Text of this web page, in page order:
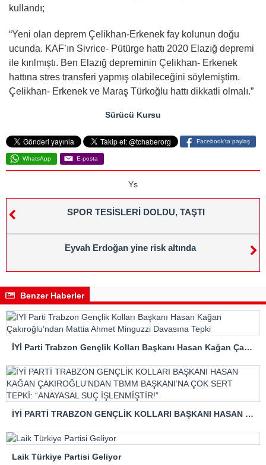
kullandı;
“Yeni olan deprem Çelikhan-Erkenek fay kolunun doğu
ucunda. KAF’ın Sivrice- Pütürge hattı 2020 Elazığ depremi
ile kırılmıştı. Ben Elazığ depreminin Çelikhan- Erkenek
hattına stres transferi yapmış olabileceğini söylemiştim.
Çelikhan- Erkenek ve Maraş Türkoğlu hattı dikkatli olmalı.”
Sürücü Kursu
Facebook'ta paylaş
WhatsApp E-posta
Ys
SPOR TESİSLERİ DOLDU, TAŞTI
Eyvah Erdoğan yine risk altında
Benzer Haberler
İYİ Parti Trabzon Gençlik Kolları Başkanı Hasan Kağan Çakıroğlu’ndan Mattia Ahmet Minguzzi Davasına Tepki
İYİ PARTİ TRABZON GENÇLİK KOLLARI BAŞKANI HASAN KAĞAN ÇAKIROĞLU’NDAN TBMM BAŞKANI’NA ÇOK SERT TEPKİ: “ANAYASAL SUÇ İŞLENMİŞTİR!”
Laik Türkiye Partisi Geliyor